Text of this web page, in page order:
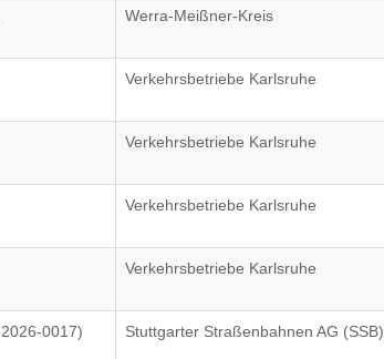
Werra-Meißner-Kreis
Verkehrsbetriebe Karlsruhe
Verkehrsbetriebe Karlsruhe
Verkehrsbetriebe Karlsruhe
Verkehrsbetriebe Karlsruhe
0017) Stuttgarter Straßenbahnen AG (SSB)